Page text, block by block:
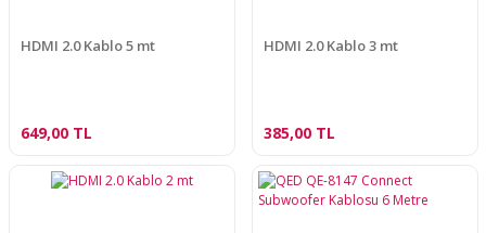
HDMI 2.0 Kablo 5 mt
649,00 TL
HDMI 2.0 Kablo 3 mt
385,00 TL